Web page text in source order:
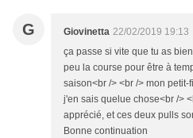
G Giovinetta 22/02/2019 19:13
ça passe si vite que tu as
peu la course pour être à
saison<br /> <br /> mon
j'en sais quelue chose<br />
apprécié, et ces deux pulls
Bonne continuation